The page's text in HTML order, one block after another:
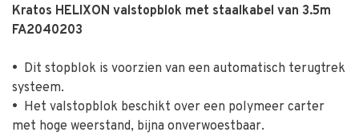
Kratos HELIXON valstopblok met staalkabel van 3.5m
FA2040203
• Dit stopblok is voorzien van een automatisch terugtrek
systeem.
• Het valstopblok beschikt over een polymeer carter
met hoge weerstand, bijna onverwoestbaar.